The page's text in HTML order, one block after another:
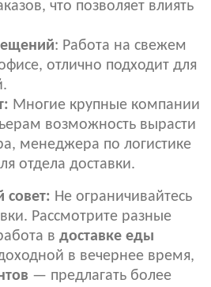
что позволяет влиять
: Работа на свежем
отлично подходит для
Многие крупные компании
возможность вырасти
менеджера по логистике
отдела доставки.
совет: Не ограничивайтесь
Рассмотрите разные
в доставке еды
в вечернее время,
— предлагать более